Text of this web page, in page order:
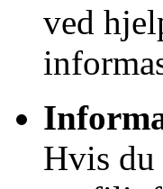
ved
Hvis